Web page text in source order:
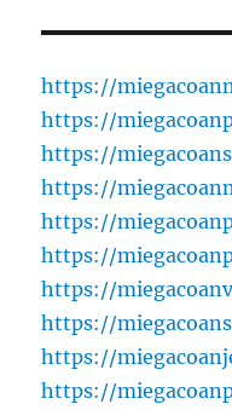
https://
https://
https://
https://
https://
https://
https://
https://
https://
https://